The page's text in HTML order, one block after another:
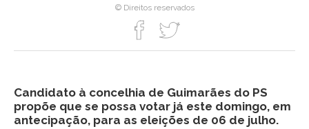
© Direitos reservados
Candidato à concelhia de Guimarães do PS
propõe que se possa votar já este domingo, em
antecipação, para as eleições de 06 de julho.